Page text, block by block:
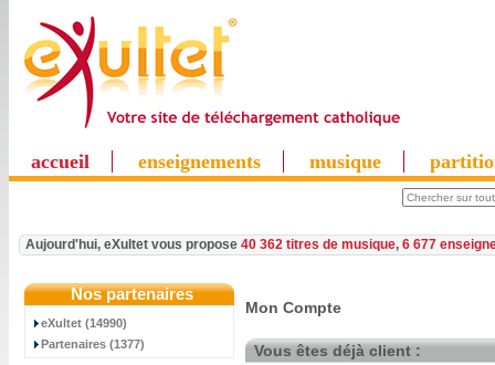
accueil enseignements musique
Aujourd'hui, eXultet vous propose 40 362 titres de musique, 6 677
Nos partenaires
eXultet (14990)
Partenaires (1377)
Mon Compte
Vous êtes déjà client :